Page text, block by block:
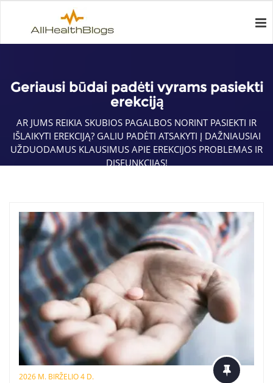
Geriausi būdai padėti vyrams pasiekti
erekciją
AR JUMS REIKIA SKUBIOS PAGALBOS NORINT PASIEKTI IR
IŠLAIKYTI EREKCIJĄ? GALIU PADĖTI ATSAKYTI Į DAŽNIAUSIAI
UŽDUODAMUS KLAUSIMUS APIE EREKCIJOS PROBLEMAS IR
DISFUNKCIJAS!
2026 M. BIRŽELIO 4 D.